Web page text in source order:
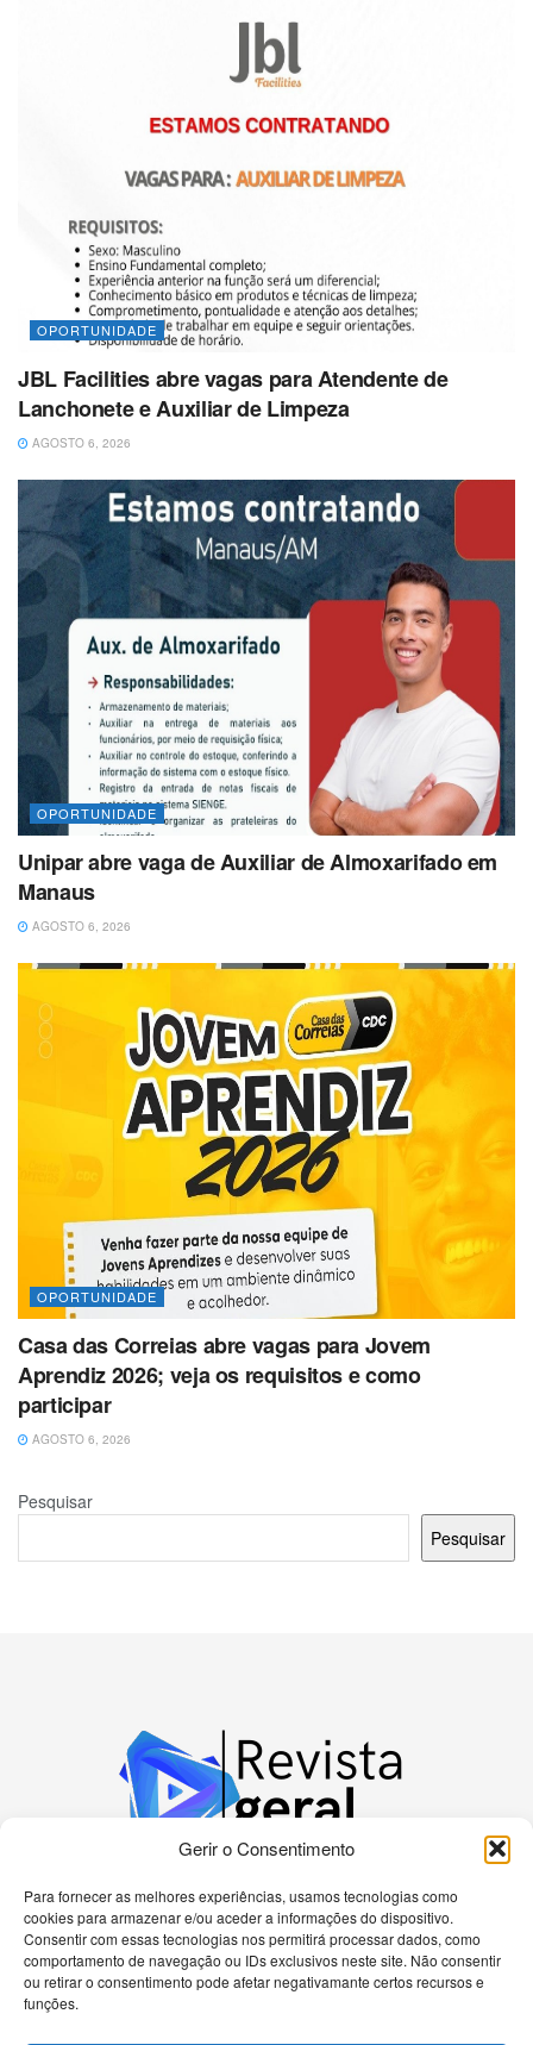
Gerir o Consentimento
Para fornecer as melhores experiências, usamos tecnologias como
cookies para armazenar e/ou aceder a informações do dispositivo.
Consentir com essas tecnologias nos permitirá processar dados, como
comportamento de navegação ou IDs exclusivos neste site. Não consentir
ou retirar o consentimento pode afetar negativamante certos recursos e
funções.
OPORTUNIDADE
JBL Facilities abre vagas para Atendente de
Lanchonete e Auxiliar de Limpeza
AGOSTO 6, 2026
OPORTUNIDADE
Unipar abre vaga de Auxiliar de Almoxarifado em
Manaus
AGOSTO 6, 2026
OPORTUNIDADE
Casa das Correias abre vagas para Jovem
Aprendiz 2026; veja os requisitos e como
participar
AGOSTO 6, 2026
Pesquisar
Pesquisar
Bem-vindo à nossa plataforma dedicada a
apaixonados por tecnologia! Aqui, você encontrará
as últimas novidades sobre celulares, computadores
e uma gama diversificada de dispositivos eletrônicos.